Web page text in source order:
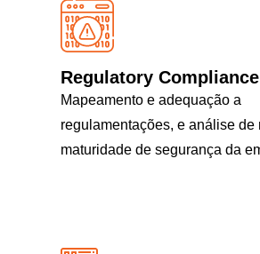
Regulatory Compliance
Mapeamento e adequação a
regulamentações, e análise de
maturidade de segurança da